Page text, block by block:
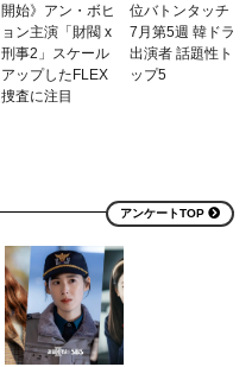
開始》アン・ボヒ
ョン主演「財閥 x
刑事2」スケール
アップしたFLEX
捜査に注目
位バトンタッチ！
7月第5週 韓ドラ
出演者 話題性ト
ップ5
アンケートTOP